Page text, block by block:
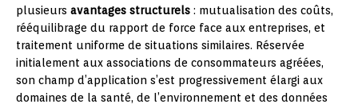
plusieurs avantages structurels : mutualisation des coûts,
rééquilibrage du rapport de force face aux entreprises, et
traitement uniforme de situations similaires. Réservée
initialement aux associations de consommateurs agréées,
son champ d’application s’est progressivement élargi aux
domaines de la santé, de l’environnement et des données